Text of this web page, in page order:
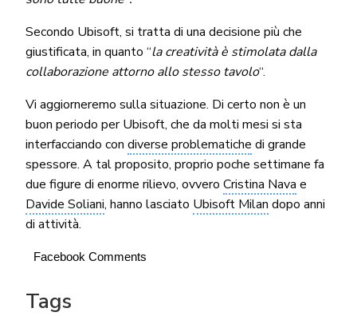
Secondo Ubisoft, si tratta di una decisione più che
giustificata, in quanto “la creatività è stimolata dalla
collaborazione attorno allo stesso tavolo“.
Vi aggiorneremo sulla situazione. Di certo non è un
buon periodo per Ubisoft, che da molti mesi si sta
interfacciando con diverse problematiche di grande
spessore. A tal proposito, proprio poche settimane fa
due figure di enorme rilievo, ovveroCristina Nava e
Davide Soliani, hanno lasciato Ubisoft Milan dopo anni
di attività.
Facebook Comments
Tags